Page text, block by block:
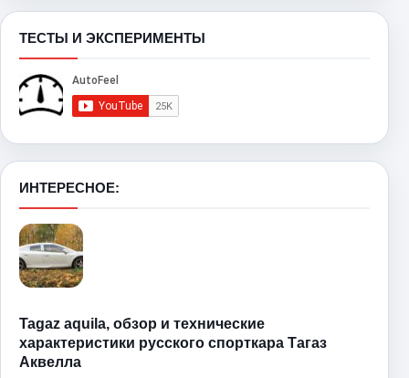
ТЕСТЫ И ЭКСПЕРИМЕНТЫ
ИНТЕРЕСНОЕ:
Tagaz aquila, обзор и технические
характеристики русского спорткара Тагаз
Аквелла